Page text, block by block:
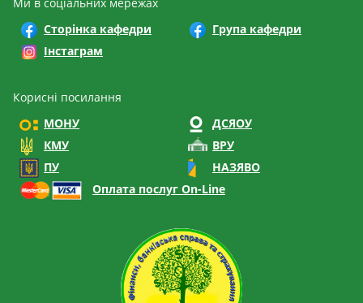
Сторінка кафедри
Група кафедри
Інстаграм
Корисні посилання
МОНУ
ДСЯОУ
КМУ
ВРУ
ПУ
НАЗЯВО
Оплата послуг On-Line